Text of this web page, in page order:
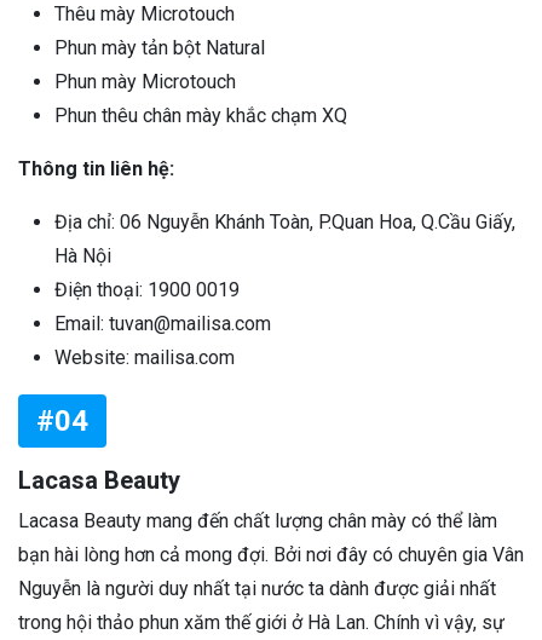
Thêu mày Microtouch
Phun mày tản bột Natural
Phun mày Microtouch
Phun thêu chân mày khắc chạm XQ
Thông tin liên hệ:
Địa chỉ: 06 Nguyễn Khánh Toàn, P.Quan Hoa, Q.Cầu Giấy,
Hà Nội
Điện thoại: 1900 0019
Email: tuvan@mailisa.com
Website: mailisa.com
#04
Lacasa Beauty
Lacasa Beauty mang đến chất lượng chân mày có thể làm
bạn hài lòng hơn cả mong đợi. Bởi nơi đây có chuyên gia Vân
Nguyễn là người duy nhất tại nước ta dành được giải nhất
trong hội thảo phun xăm thế giới ở Hà Lan. Chính vì vậy, sự